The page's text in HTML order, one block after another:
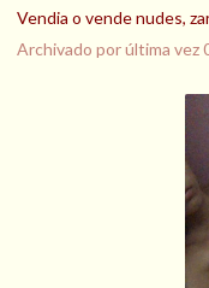
Vendia o vende nudes,
Archivado por última vez